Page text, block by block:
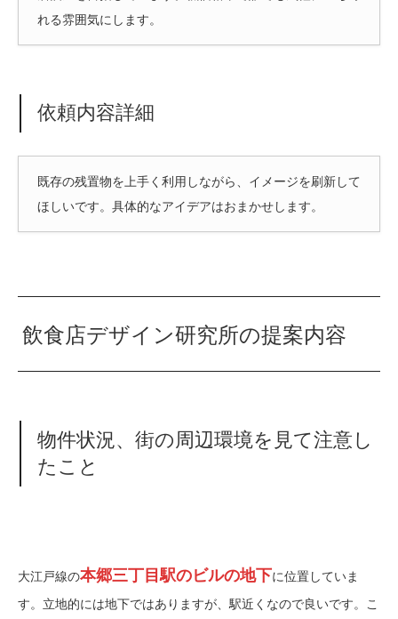
れる雰囲気にします。
依頼内容詳細
既存の残置物を上手く利用しながら、イメージを刷新して
ほしいです。具体的なアイデアはおまかせします。
飲食店デザイン研究所の提案内容
物件状況、街の周辺環境を見て注意し
たこと
大江戸線の本郷三丁目駅のビルの地下に位置していま
す。立地的には地下ではありますが、駅近くなので良いです。こ